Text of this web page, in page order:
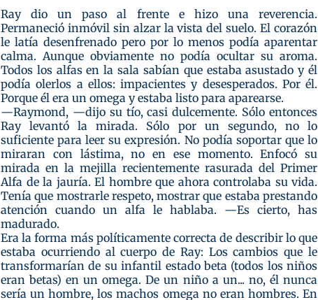
Ray dio un paso al frente e hizo una reverencia.
Permaneció inmóvil sin alzar la vista del suelo. El corazón
le latía desenfrenado pero por lo menos podía aparentar
calma. Aunque obviamente no podía ocultar su aroma.
Todos los alfas en la sala sabían que estaba asustado y él
podía olerlos a ellos: impacientes y desesperados. Por él.
Porque él era un omega y estaba listo para aparearse.
―Raymond, ―dijo su tío, casi dulcemente. Sólo entonces
Ray levantó la mirada. Sólo por un segundo, no lo
suficiente para leer su expresión. No podía soportar que lo
miraran con lástima, no en ese momento. Enfocó su
mirada en la mejilla recientemente rasurada del Primer
Alfa de la jauría. El hombre que ahora controlaba su vida.
Tenía que mostrarle respeto, mostrar que estaba prestando
atención cuando un alfa le hablaba. ―Es cierto, has
madurado.
Era la forma más políticamente correcta de describir lo que
estaba ocurriendo al cuerpo de Ray: Los cambios que le
transformarían de su infantil estado beta (todos los niños
eran betas) en un omega. De un niño a un... no, él nunca
sería un hombre, los machos omega no eran hombres. En